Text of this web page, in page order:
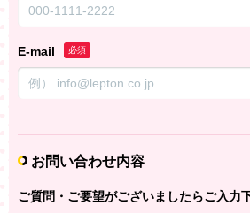
E-mail 必須
お問い合わせ内容
ご質問・ご要望がございましたらご入力